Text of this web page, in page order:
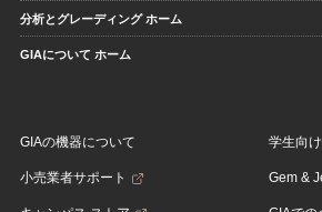
分析とグレーディング ホーム
GIAについて ホーム
GIAの機器について
小売業者サポート
学生向
Gem &